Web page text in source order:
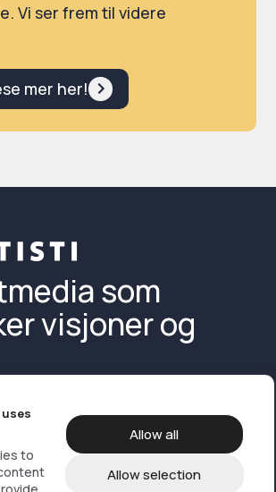
to
Allow all
Allow selection
Vi ser frem til videre
mer her!
som
visjoner og